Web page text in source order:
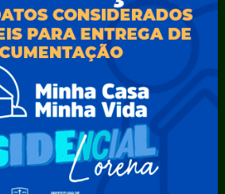
Consulte sua
Solicitação
Decretos
Formulários
Prazos e
autoridades
Sic Físico
Solicitar
Recurso
Serviços
E-sic
Autenticidade
Ouvidoria
Portal Aldir
Blanc
Portal da
Transparência